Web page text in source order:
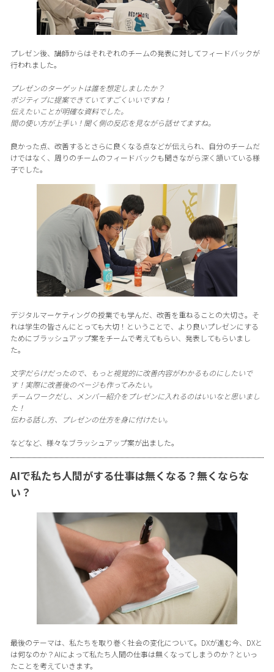
プレゼン後、講師からはそれぞれのチームの発表に対してフィードバックが
行われました。
プレゼンのターゲットは誰を想定しましたか？
ポジティブに提案できていてすごくいいですね！
伝えたいことが明確な資料でした。
間の使い方が上手い！聞く側の反応を見ながら話せてますね。
良かった点、改善するとさらに良くなる点などが伝えられ、自分のチームだ
けではなく、周りのチームのフィードバックも聞きながら深く頷いている様
子でした。
デジタルマーケティングの授業でも学んだ、改善を重ねることの大切さ。そ
れは学生の皆さんにとっても大切！ということで、より良いプレゼンにする
ためにブラッシュアップ案をチームで考えてもらい、発表してもらいまし
た。
文字だらけだったので、もっと視覚的に改善内容がわかるものにしたいで
す！実際に改善後のページも作ってみたい。
チームワークだし、メンバー紹介をプレゼンに入れるのはいいなと思いまし
た！
伝わる話し方、プレゼンの仕方を身に付けたい。
などなど、様々なブラッシュアップ案が出ました。
AIで私たち人間がする仕事は無くなる？無くならな
い？
最後のテーマは、私たちを取り巻く社会の変化について。DXが進む今、DXと
は何なのか？AIによって私たち人間の仕事は無くなってしまうのか？といっ
たことを考えていきます。